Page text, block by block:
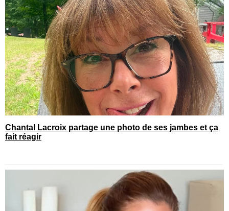
Chantal Lacroix partage une photo de ses jambes et ça
fait réagir